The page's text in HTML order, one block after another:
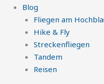
Blog
Fliegen am
Hike & Fly
Streckenfliegen
Tandem
Reisen